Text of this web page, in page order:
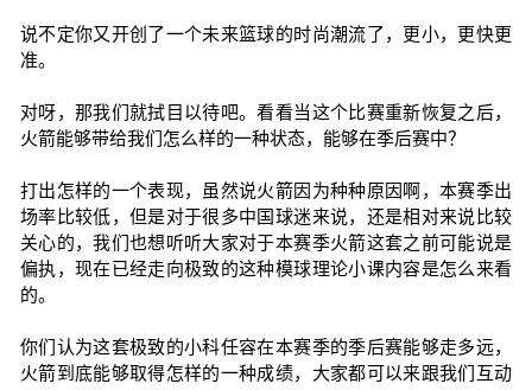
说不定你又开创了一个未来篮球的时尚潮流了，更小，更快更
准。
对呀，那我们就拭目以待吧。看看当这个比赛重新恢复之后，
火箭能够带给我们怎么样的一种状态，能够在季后赛中？
打出怎样的一个表现，虽然说火箭因为种种原因啊，本赛季出
场率比较低，但是对于很多中国球迷来说，还是相对来说比较
关心的，我们也想听听大家对于本赛季火箭这套之前可能说是
偏执，现在已经走向极致的这种模球理论小课内容是怎么来看
的。
你们认为这套极致的小科任容在本赛季的季后赛能够走多远，
火箭到底能够取得怎样的一种成绩，大家都可以来跟我们互动